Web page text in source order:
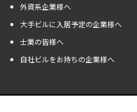
外資系企業様へ
大手ビルに入居予定の企業様へ
士業の皆様へ
自社ビルをお持ちの企業様へ